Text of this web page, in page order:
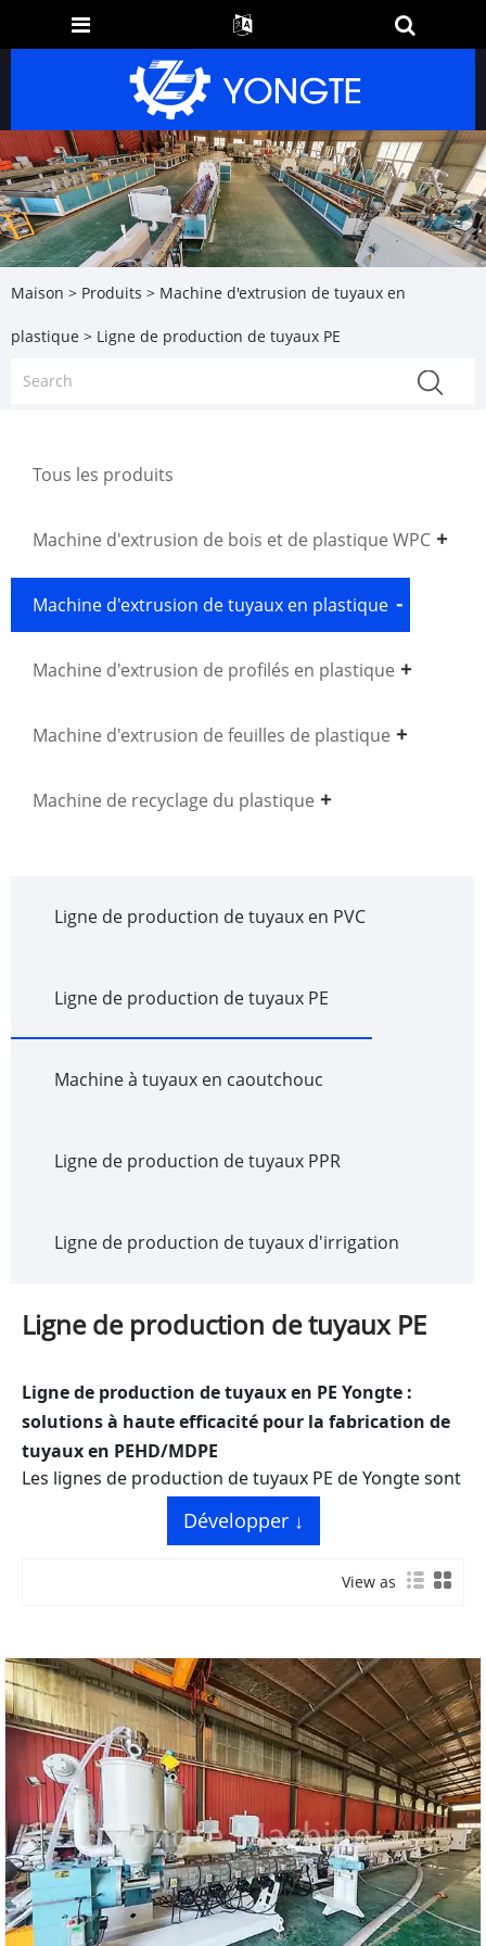
Maison > Produits > Machine d'extrusion de tuyaux en
plastique > Ligne de production de tuyaux PE
Tous les produits
Machine d'extrusion de bois et de plastique WPC
Machine d'extrusion de tuyaux en plastique
Machine d'extrusion de profilés en plastique
Machine d'extrusion de feuilles de plastique
Machine de recyclage du plastique
Ligne de production de tuyaux en PVC
Ligne de production de tuyaux PE
Machine à tuyaux en caoutchouc
Ligne de production de tuyaux PPR
Ligne de production de tuyaux d'irrigation
Ligne de production de tuyaux PE
Ligne de production de tuyaux en PE Yongte :
solutions à haute efficacité pour la fabrication de
tuyaux en PEHD/MDPE
Les lignes de production de tuyaux PE de Yongte sont
avec des diamètres allant de
moulage par résistance à
eau, de transport de gaz, de drainage et d’irrigation
agricole.
Les lignes de production de tuyaux PE de Yongte sont
conçues pour répondre aux normes de qualité
strictes de la fabrication de tuyaux PE, en se
concentrant sur
épaisseur de paroi uniforme,
excellente résistance aux chocs, etlongue durée de
viede tuyaux finis. Nos solutions clé en main
intègrent des systèmes avancés d’extrusion, de
dimensionnement précis et de manutention
automatisée, adaptés à la fois à la personnalisation
Développer ↓
View as